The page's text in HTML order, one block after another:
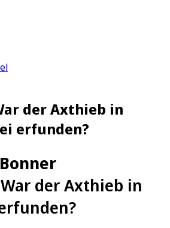
der Axthieb in
erfunden?
War der Axthieb in